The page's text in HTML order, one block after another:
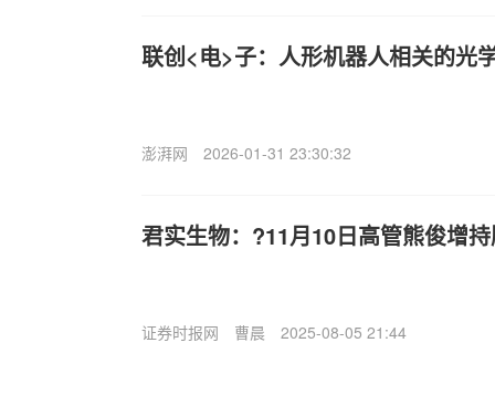
联创<电>子：人形机器人相关的光
澎湃网 2026-01-31 23:30:32
君实生物：?11月10日高管熊俊增
证券时报网 曹晨 2025-08-05 21:44